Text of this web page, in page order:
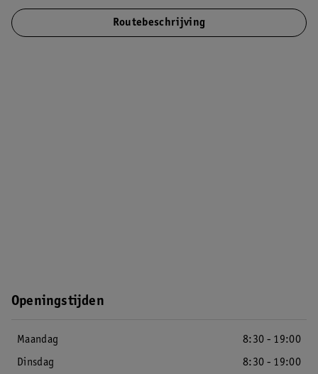
Routebeschrijving
Openingstijden
Maandag
8:30 - 19:00
Dinsdag
8:30 - 19:00